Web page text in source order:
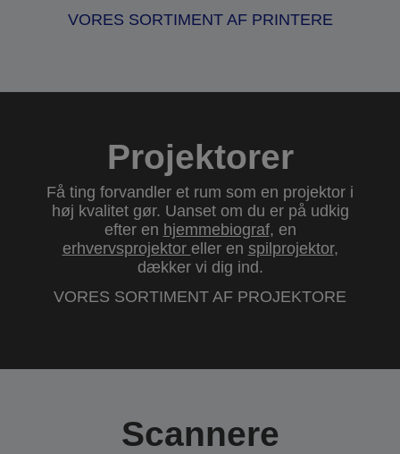
VORES SORTIMENT AF PRINTERE
Projektorer
Få ting forvandler et rum som en projektor i
høj kvalitet gør. Uanset om du er på udkig
efter en hjemmebiograf, en
erhvervsprojektor eller en spilprojektor,
dækker vi dig ind.
VORES SORTIMENT AF PROJEKTORE
Scannere